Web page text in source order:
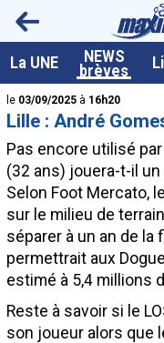
La UNE NEWS
brèves
<
le 03/09/2025 à 16h20
Lille : André
Pas encore utilisé
(32 ans) jouera-t-il
Selon Foot Mercato,
sur le milieu de
séparer à un an de la
permettrait aux
estimé à 5,4 millions
Reste à savoir si le
son joueur alors que
A la UNE
Dernières brèves
Live / Matchs en direct
Résultats et
Class. buteurs européens
Programme TV foot
Vidéos
Tableau transferts L1